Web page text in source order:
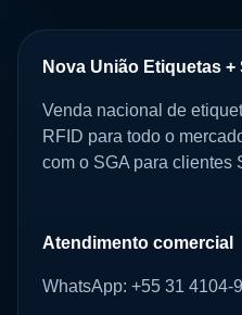
Nova União Etiquetas +
Venda nacional de
RFID para todo o
com o SGA para clientes
Atendimento comercial
WhatsApp: +55 31 4104-